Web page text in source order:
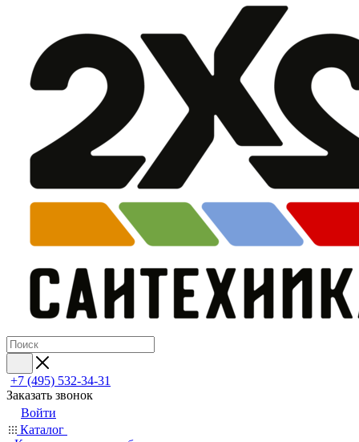
+7 (495) 532‑34‑31
Заказать звонок
Войти
Каталог